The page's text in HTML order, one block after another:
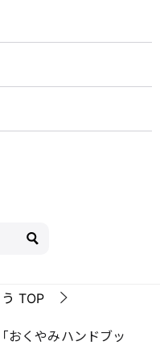
TOP
おくやみハンドブッ